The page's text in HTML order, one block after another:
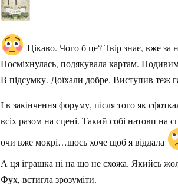
Цікаво. Чого б це? Твір знає, вже за
Посміхнулась, подякувала картам.
В підсумку. Доїхали добре. Виступив теж
І в закінчення форуму, після того як
всіх разом на сцені. Такий собі натовп на
очи вже мокрі…щось хоче щоб я віддала
А ця іграшка ні на що не схожа. Якийсь
Фух, встигла зрозуміти.